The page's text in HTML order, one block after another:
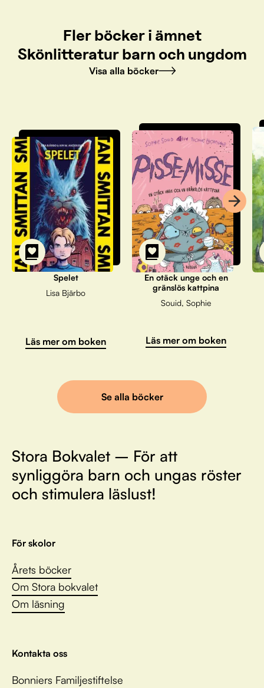
Fler böcker i ämnet
Skönlitteratur barn och ungdom
Visa alla böcker
Spelet
Lisa Bjärbo
Läs mer om boken
En otäck unge och en
gränslös kattpina
Souid, Sophie
Läs mer om boken
Se alla böcker
Stora Bokvalet – För att
synliggöra barn och ungas röster
och stimulera läslust!
För skolor
Årets böcker
Om Stora bokvalet
Om läsning
Kontakta oss
Bonniers Familjestiftelse